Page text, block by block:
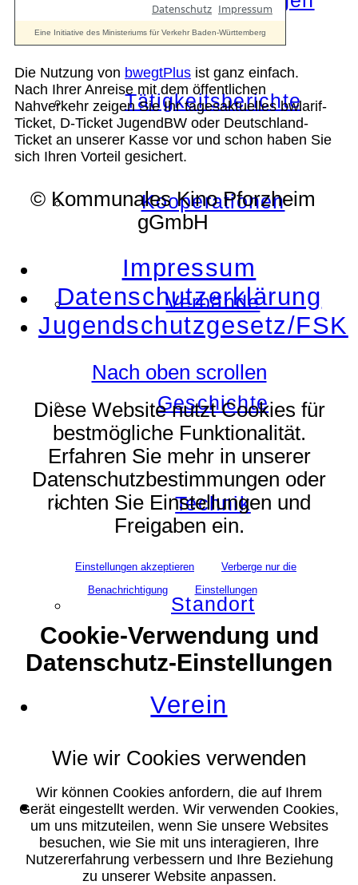
Tätigkeitsberichte
Kooperationen
Verbände
Geschichte
Technik
Standort
Verein
Suche
Die Nutzung von bwegtPlus ist ganz einfach.
Nach Ihrer Anreise mit dem öffentlichen
Nahverkehr zeigen Sie Ihr tagesaktuelles bwlarif-
Ticket, D-Ticket JugendBW oder Deutschland-
Ticket an unserer Kasse vor und schon haben Sie
sich Ihren Vorteil gesichert.
© Kommunales Kino Pforzheim
gGmbH
Impressum
Datenschutzerklärung
Jugendschutzgesetz/FSK
Nach oben scrollen
Diese Website nutzt Cookies für
bestmögliche Funktionalität.
Erfahren Sie mehr in unserer
Datenschutzbestimmungen oder
richten Sie Einstellungen und
Freigaben ein.
Einstellungen akzeptieren
Verberge nur die
Benachrichtigung
Einstellungen
Cookie-Verwendung und
Datenschutz-Einstellungen
Wie wir Cookies verwenden
Wir können Cookies anfordern, die auf Ihrem
Gerät eingestellt werden. Wir verwenden Cookies,
um uns mitzuteilen, wenn Sie unsere Websites
besuchen, wie Sie mit uns interagieren, Ihre
Nutzererfahrung verbessern und Ihre Beziehung
zu unserer Website anpassen.